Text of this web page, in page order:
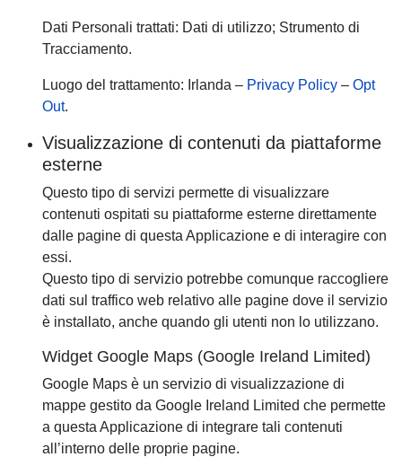
Dati Personali trattati: Dati di utilizzo; Strumento di
Tracciamento.
Luogo del trattamento: Irlanda – Privacy Policy – Opt
Out.
Visualizzazione di contenuti da piattaforme
esterne
Questo tipo di servizi permette di visualizzare
contenuti ospitati su piattaforme esterne direttamente
dalle pagine di questa Applicazione e di interagire con
essi.
Questo tipo di servizio potrebbe comunque raccogliere
dati sul traffico web relativo alle pagine dove il servizio
è installato, anche quando gli utenti non lo utilizzano.
Widget Google Maps (Google Ireland Limited)
Google Maps è un servizio di visualizzazione di
mappe gestito da Google Ireland Limited che permette
a questa Applicazione di integrare tali contenuti
all’interno delle proprie pagine.